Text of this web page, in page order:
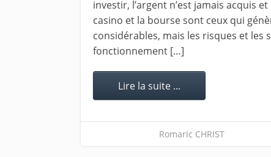
investir, l’argent n’est jamais acquis
casino et la bourse sont ceux qui
considérables, mais les risques et les
fonctionnement […]
Lire la suite ...
Romaric CHRIST